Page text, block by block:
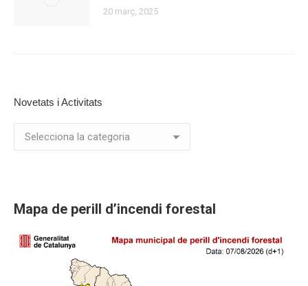
20 març, 2025
Novetats i Activitats
Mapa de perill d’incendi forestal